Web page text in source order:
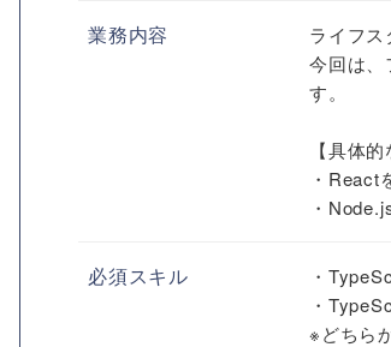
業務内容
ライフス
今回は、
す。
【具体
・React
・
必須スキル
・
・
※どちら